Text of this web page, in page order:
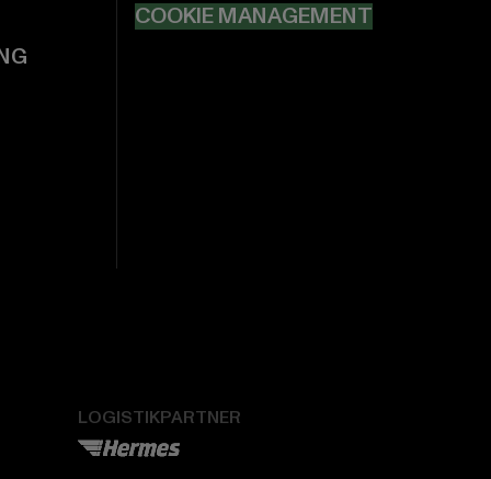
COOKIE MANAGEMENT
LOGISTIKPARTNER